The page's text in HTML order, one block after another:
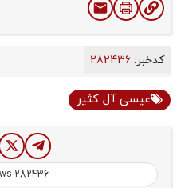
کدخبر:
عيسى آل كثير